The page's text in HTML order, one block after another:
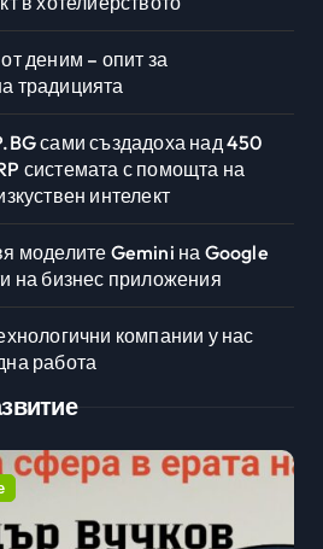
деним – опит за
традицията
сами създадоха над 450
системата с помощта на
интелект
моделите Gemini на Google
на бизнес приложения
компании у нас
работа